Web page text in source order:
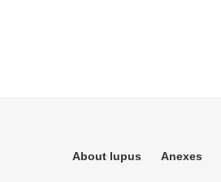
About lupus Anexes